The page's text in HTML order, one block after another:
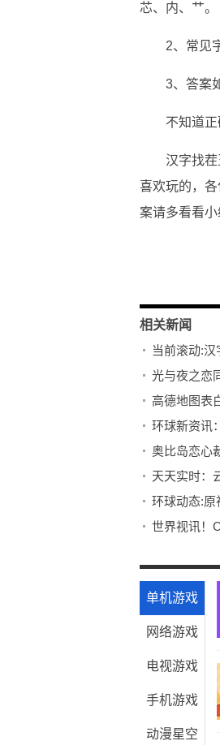
芯、内、艹。
2、常见
3、答案
不知道
汉字找
喜欢玩的，
案请多看看小
相关新闻
当前滚动:
光与夜之恋
高德地图表
环球新资讯
奥比岛恋心
天天实时：
环球动态:原
世界视讯！
单机游戏
网络游戏
电视游戏
手机游戏
动漫星空